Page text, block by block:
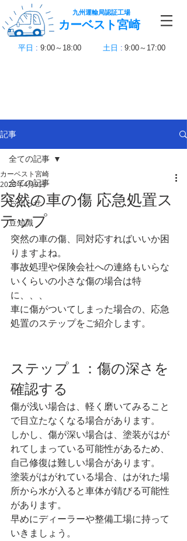
九州運輸局認証工場
カーベスト宮崎
平日 : 9:00～18:00 土日 : 9:00～17:00
記事
全ての記事
お知らせ
豆知識
全ての記事
突然の車の傷 応急処置ス
テップ
カーベスト宮崎
2023年4月9日
突然の車の傷、同対応すればいいか困
りますよね。
事故処理や保険会社への連絡もいらな
いくらいの小さな傷の場合は特
に、、、
車に傷がついてしまった場合の、応急
処置のステップをご紹介します。
ステップ１：傷の深さを
確認する
傷が浅い場合は、軽く磨いてみること
で目立たなくなる場合があります。
しかし、傷が深い場合は、塗装がはが
れてしまっている可能性があるため、
自己修復は難しい場合があります。
塗装がはがれている場合、はがれた場
所から水が入ると車体が錆びる可能性
があります。
早めにディーラーや整備工場に持って
いきましょう。